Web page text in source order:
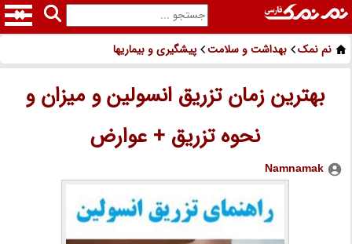
نم نمک بهداشت و سلامت پیشگیری و بیماریها
بهترین زمان تزریق انسولین و میزان و
نحوه تزریق + عوارض
Namnamak